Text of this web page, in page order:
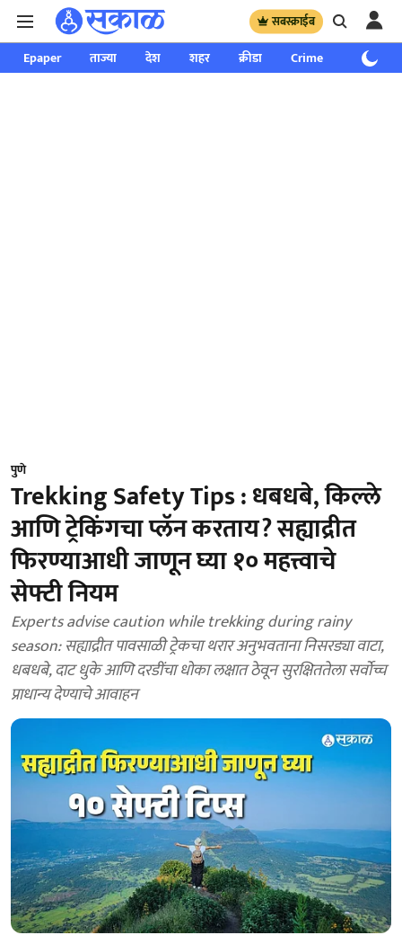
सबस्क्राईब
Epaper ताज्या देश शहर क्रीडा Crime साप्ताहिक
पुणे
Trekking Safety Tips : धबधबे, किल्ले
आणि ट्रेकिंगचा प्लॅन करताय? सह्याद्रीत
फिरण्याआधी जाणून घ्या १० महत्त्वाचे
सेफ्टी नियम
Experts advise caution while trekking during rainy
season: सह्याद्रीत पावसाळी ट्रेकचा थरार अनुभवताना निसरड्या वाटा,
धबधबे, दाट धुके आणि दरडींचा धोका लक्षात ठेवून सुरक्षिततेला सर्वोच्च
प्राधान्य देण्याचे आवाहन